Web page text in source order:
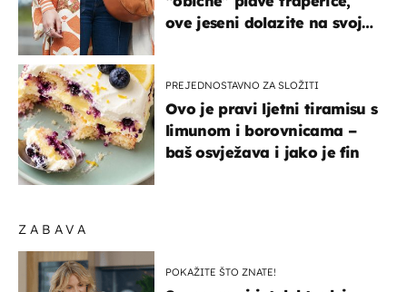
ZABAVA
POKAŽITE ŠTO ZNATE!
ove jeseni dolazite na svoje
PREJEDNOSTAVNO ZA SLOŽITI
Ovo je pravi ljetni tiramisu s
limunom i borovnicama –
baš osvježava i jako je fin